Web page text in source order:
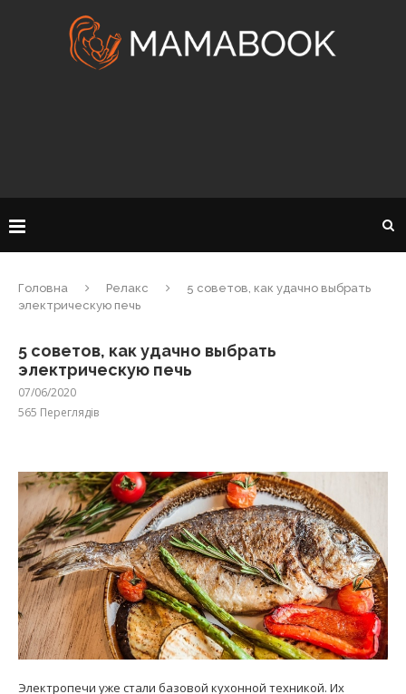
Головна Релакс
5 советов, как удачно выбрать
электрическую печь
5 советов, как удачно выбрать
электрическую печь
07/06/2020
565 Переглядів
Электропечи уже стали базовой кухонной техникой. Их